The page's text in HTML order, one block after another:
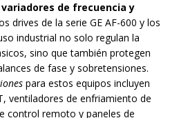
variadores de frecuencia y
drives de la serie GE AF-600 y los
industrial no solo regulan la
sino que también protegen
de fase y sobretensiones.
para estos equipos incluyen
ventiladores de enfriamiento de
control remoto y paneles de